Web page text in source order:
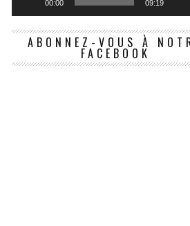
00:00 09:19
ABONNEZ-VOUS À
FACEBOOK